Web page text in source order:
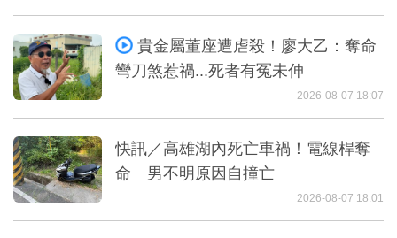
貴金屬董座遭虐殺！廖大乙：奪命
彎刀煞惹禍...死者有冤未伸
2026-08-07 18:07
快訊／高雄湖內死亡車禍！電線桿奪
命 男不明原因自撞亡
2026-08-07 18:01